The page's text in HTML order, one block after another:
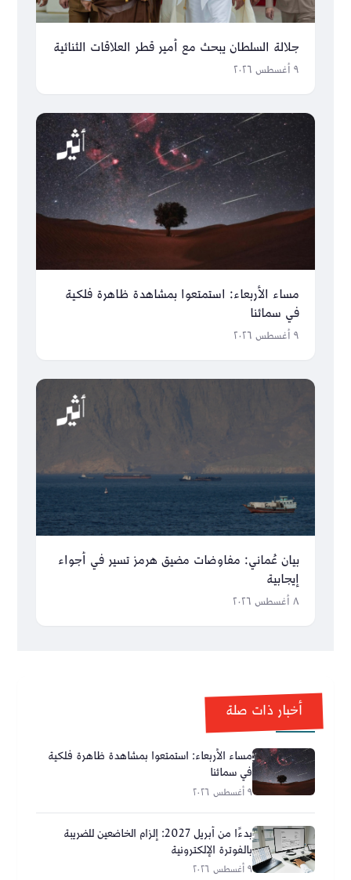
جلالة السلطان يبحث مع أمير قطر العلاقات الثنائية
٩ أغسطس ٢٠٢٦
مساء الأربعاء: استمتعوا بمشاهدة ظاهرة فلكية
في سمائنا
٩ أغسطس ٢٠٢٦
بيان عُماني: مفاوضات مضيق هرمز تسير في أجواء
إيجابية
٨ أغسطس ٢٠٢٦
أخبار ذات صلة
مساء الأربعاء: استمتعوا بمشاهدة ظاهرة فلكية
في سمائنا
٩ أغسطس ٢٠٢٦
بدءًا من أبريل 2027: إلزام الخاضعين للضريبة
بالفوترة الإلكترونية
٩ أغسطس ٢٠٢٦